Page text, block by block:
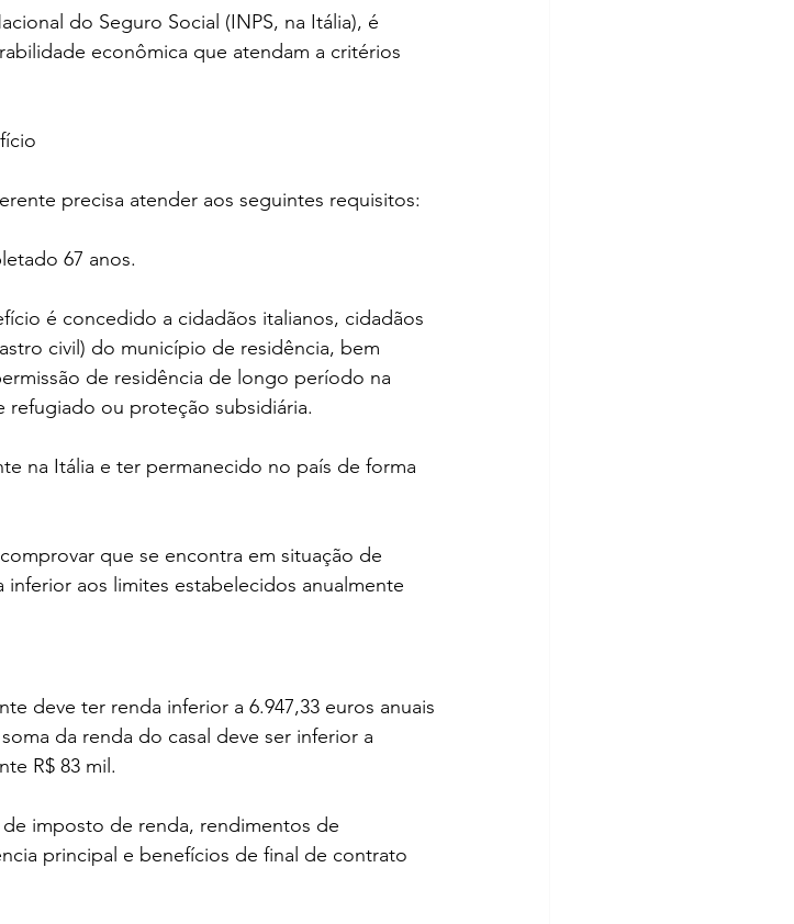
do Seguro Social (INPS, na Itália), é
econômica que atendam a critérios
precisa atender aos seguintes requisitos:
67 anos.
é concedido a cidadãos italianos, cidadãos
civil) do município de residência, bem
de residência de longo período na
refugiado ou proteção subsidiária.
na Itália e ter permanecido no país de forma
que se encontra em situação de
aos limites estabelecidos anualmente
deve ter renda inferior a 6.947,33 euros anuais
da renda do casal deve ser inferior a
R$ 83 mil.
imposto de renda, rendimentos de
principal e benefícios de final de contrato